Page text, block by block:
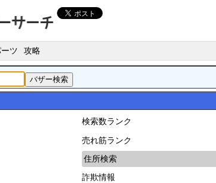
ツ 攻略
検索数ランク
売れ筋ランク
住所検索
詐欺情報